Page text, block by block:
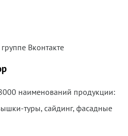
Вконтакте
наименований продукции:
туры, сайдинг, фасадные